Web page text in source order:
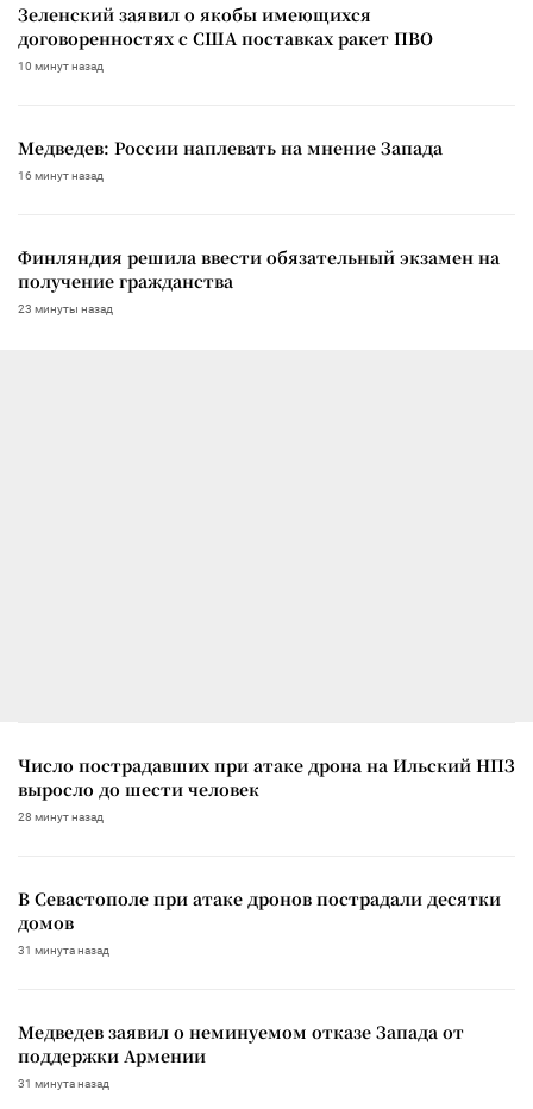
Зеленский заявил о якобы имеющихся
договоренностях с США поставках ракет ПВО
10 минут назад
Медведев: России наплевать на мнение Запада
16 минут назад
Финляндия решила ввести обязательный экзамен на
получение гражданства
23 минуты назад
Число пострадавших при атаке дрона на Ильский НПЗ
выросло до шести человек
28 минут назад
В Севастополе при атаке дронов пострадали десятки
домов
31 минута назад
Медведев заявил о неминуемом отказе Запада от
поддержки Армении
31 минута назад